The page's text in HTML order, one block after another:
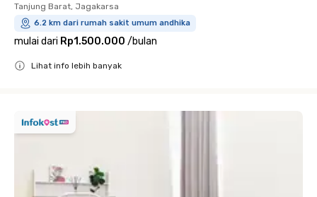
Tanjung Barat, Jagakarsa
6.2 km dari rumah sakit umum andhika
mulai dari Rp1.500.000 /bulan
Lihat info lebih banyak